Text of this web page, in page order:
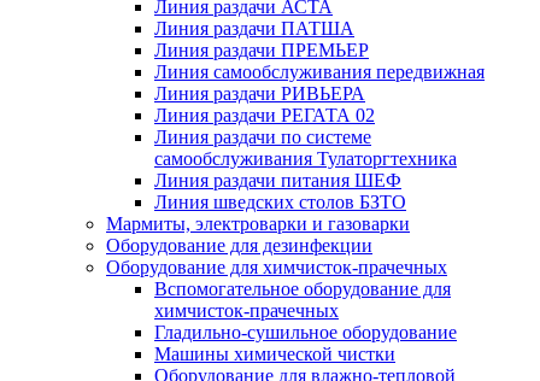
Линия раздачи АСТА
Линия раздачи ПАТША
Линия раздачи ПРЕМЬЕР
Линия самообслуживания передвижная
Линия раздачи РИВЬЕРА
Линия раздачи РЕГАТА 02
Линия раздачи по системе
самообслуживания Тулаторгтехника
Линия раздачи питания ШЕФ
Линия шведских столов БЗТО
Мармиты, электроварки и газоварки
Оборудование для дезинфекции
Оборудование для химчисток-прачечных
Вспомогательное оборудование для
химчисток-прачечных
Гладильно-сушильное оборудование
Машины химической чистки
Оборудование для влажно-тепловой